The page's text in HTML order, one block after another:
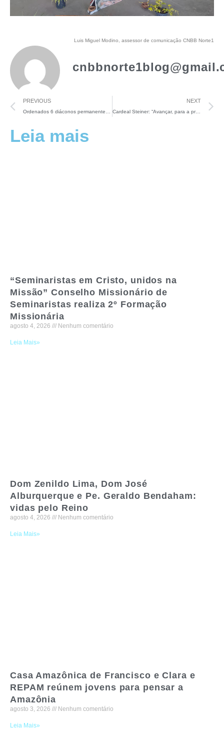
Leia mais
“Seminaristas em Cristo, unidos na
Missão” Conselho Missionário de
Seminaristas realiza 2º Formação
Missionária
agosto 4, 2026 Nenhum comentário
Leia Mais»
Dom Zenildo Lima, Dom José
Alburquerque e Pe. Geraldo Bendaham:
vidas pelo Reino
agosto 4, 2026 Nenhum comentário
Leia Mais»
Casa Amazônica de Francisco e Clara e
REPAM reúnem jovens para pensar a
Amazônia
agosto 3, 2026 Nenhum comentário
Leia Mais»
Luis Miguel Modino, assessor de comunicação CNBB Norte1
PREVIOUS NEXT
Cardeal Steiner: “Avançar, para a profundidade do Reino que nos é ofertado”